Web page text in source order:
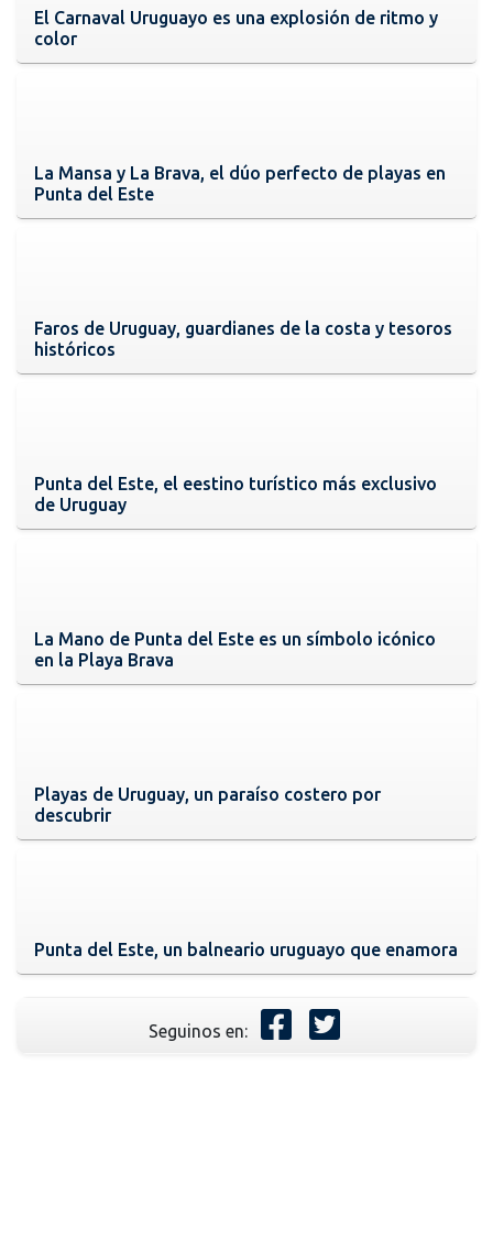
El Carnaval Uruguayo es una explosión de ritmo y
color
La Mansa y La Brava, el dúo perfecto de playas en
Punta del Este
Faros de Uruguay, guardianes de la costa y tesoros
históricos
Punta del Este, el eestino turístico más exclusivo
de Uruguay
La Mano de Punta del Este es un símbolo icónico
en la Playa Brava
Playas de Uruguay, un paraíso costero por
descubrir
Punta del Este, un balneario uruguayo que enamora
Seguinos en: